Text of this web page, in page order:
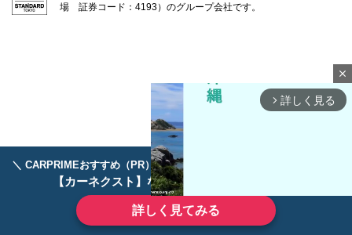
＼ CARPRIMEおすすめ（PR） ／ディーラーで手放すのはもったいない！
【カーネクスト】ならどんなクルマも高価買取
詳しく見てみる
場 証券コード：4193）のグループ会社です。
close
arrow_forward_ios 詳しく見る